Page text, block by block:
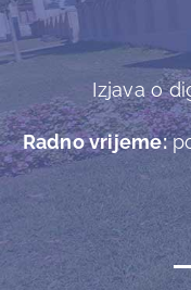
Izjava o
Radno vrijeme: